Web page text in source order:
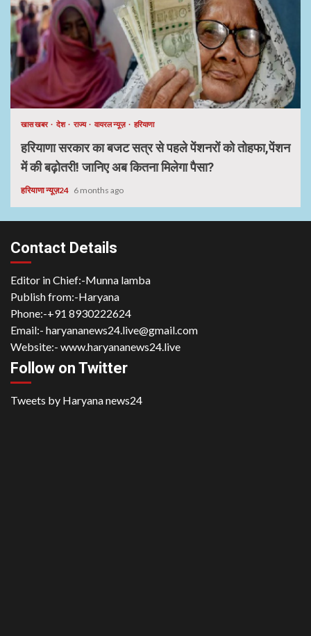
खास खबर देश राज्य वायरल न्यूज़ हरियाणा
हरियाणा सरकार का बजट सत्र से पहले पेंशनरों को तोहफा,पेंशन
में की बढ़ोतरी! जानिए अब कितना मिलेगा पैसा?
हरियाणा न्यूज़24 6 months ago
Contact Details
Editor in Chief:-Munna lamba
Publish from:-Haryana
Phone:-+91 8930222624
Email:- haryananews24.live@gmail.com
Website:- www.haryananews24.live
Follow on Twitter
Tweets by Haryana news24